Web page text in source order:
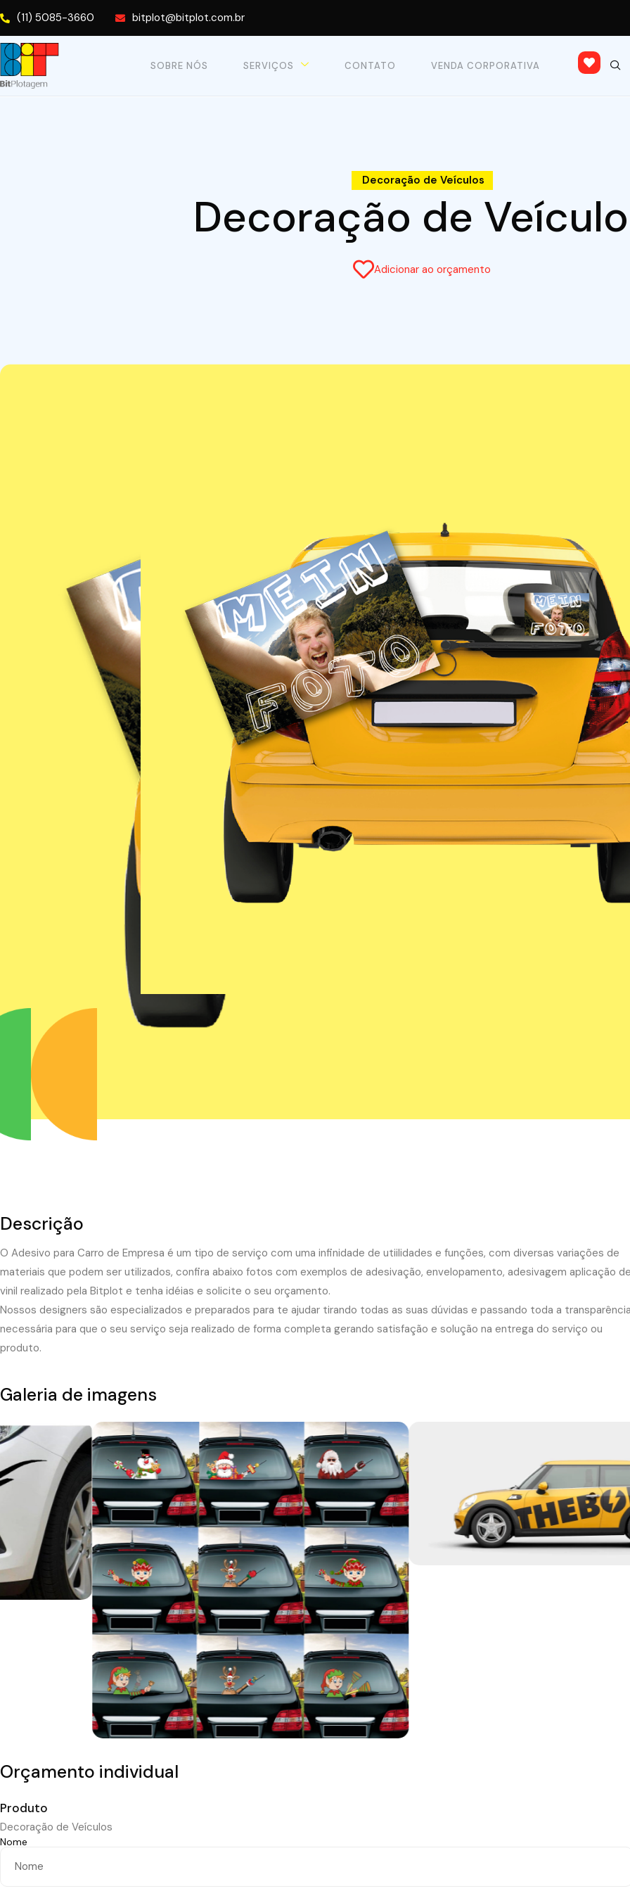
(11) 5085-3660 bitplot@bitplot.com.br
SOBRE NÓS SERVIÇOS CONTATO VENDA CORPORATIVA
Decoração de Veículos
Decoração de
Adicionar ao orçamento
Descrição
O Adesivo para Carro de Empresa é um tipo de serviço com uma infinidade de utiilidades e funções, com diversas variações de
materiais que podem ser utilizados, confira abaixo fotos com exemplos de adesivação, envelopamento, adesivagem aplicação
vinil realizado pela Bitplot e tenha idéias e solicite o seu orçamento.
Nossos designers são especializados e preparados para te ajudar tirando todas as suas dúvidas e passando toda a
necessária para que o seu serviço seja realizado de forma completa gerando satisfação e solução na entrega do serviço ou
produto.
Galeria de imagens
Orçamento individual
Produto
Decoração de Veículos
Nome